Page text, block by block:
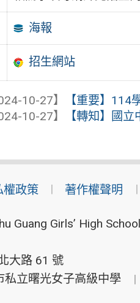
海報
招生網站
10-27】
【重要】114
10-27】
【轉知】國
權政策 著作權聲明
Guang Girls’ High School
大路 61 號
私立曙光女子高級中學 |